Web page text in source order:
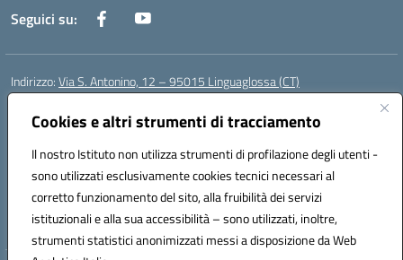
Cookies e altri strumenti di tracciamento
Il nostro Istituto non utilizza strumenti di profilazione degli utenti -
sono utilizzati esclusivamente cookies tecnici necessari al
corretto funzionamento del sito, alla fruibilità dei servizi
istituzionali e alla sua accessibilità – sono utilizzati, inoltre,
strumenti statistici anonimizzati messi a disposizione da Web
Seguici su:
Indirizzo:Via S. Antonino, 12 – 95015 Linguaglossa (CT)
Centralino:
Posta elettronica certificata (PEC):ctic83200r@pec.istruzione.it
Codice fiscale: 83002470876
Codice meccanografico:CTIC83200R
Codice Indice delle Pubbliche Amministrazioni (IPA): istsc_CTIC83200R
Codice unico di fatturazione (CUF): UF7TEB